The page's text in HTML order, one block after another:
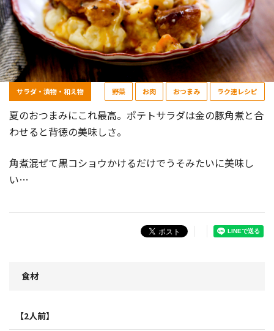
サラダ・漬物・和え物 野菜 お肉 おつまみ ラク速レシピ
夏のおつまみにこれ最高。ポテトサラダは金の豚角煮と合
わせると背徳の美味しさ。
角煮混ぜて黒コショウかけるだけでうそみたいに美味し
い…
食材
【2人前】